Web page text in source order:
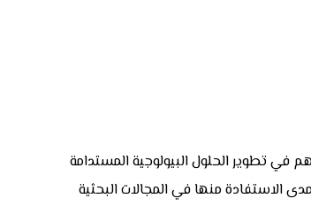
في تطوير الحلول البيولوجية المستدامة
الاستفادة منها في المجالات البحثية